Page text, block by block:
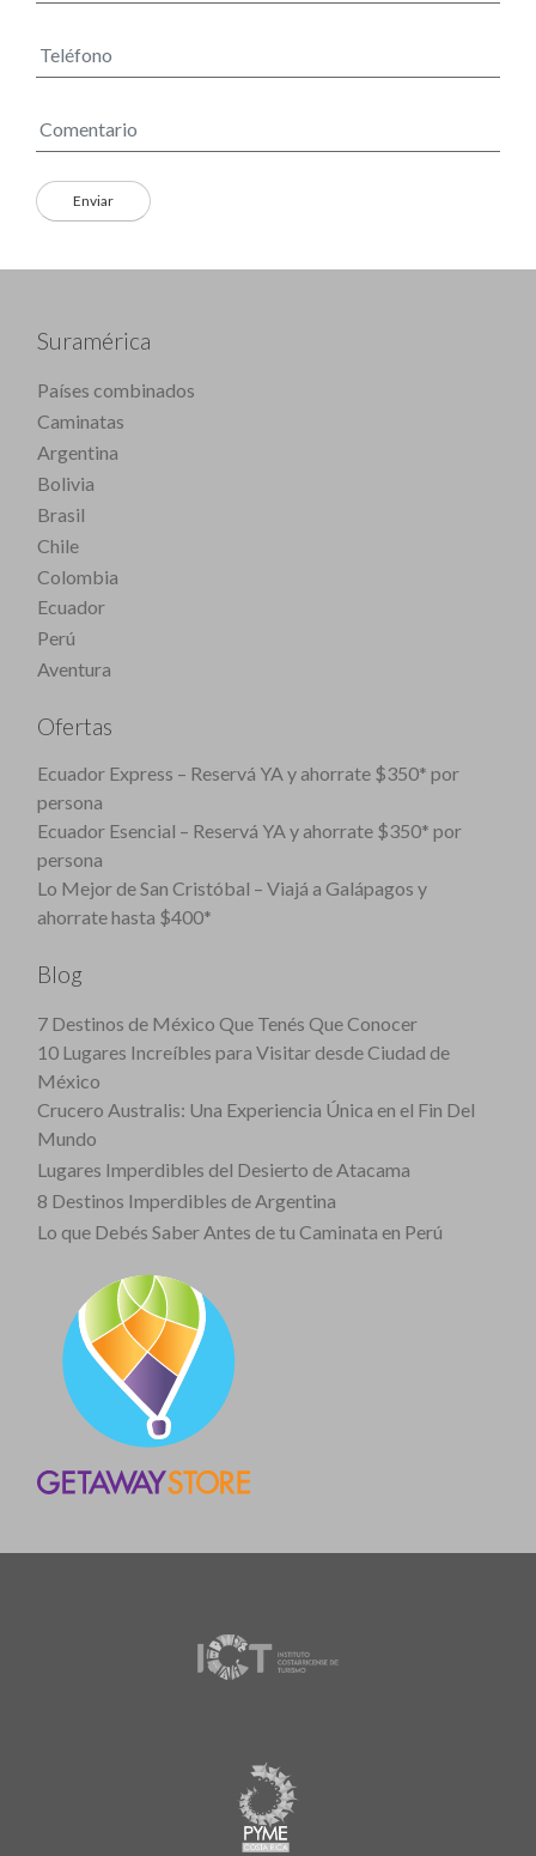
Suramérica
Países combinados
Caminatas
Argentina
Bolivia
Brasil
Chile
Colombia
Ecuador
Perú
Aventura
Ofertas
Ecuador Express – Reservá YA y ahorrate $350* por
persona
Ecuador Esencial – Reservá YA y ahorrate $350* por
persona
Lo Mejor de San Cristóbal – Viajá a Galápagos y
ahorrate hasta $400*
Blog
7 Destinos de México Que Tenés Que Conocer
10 Lugares Increíbles para Visitar desde Ciudad de
México
Crucero Australis: Una Experiencia Única en el Fin Del
Mundo
Lugares Imperdibles del Desierto de Atacama
8 Destinos Imperdibles de Argentina
Lo que Debés Saber Antes de tu Caminata en Perú